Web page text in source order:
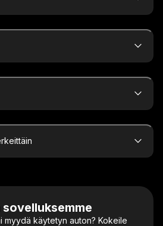
sovelluksemme
myydä käytetyn auton? Kokeile